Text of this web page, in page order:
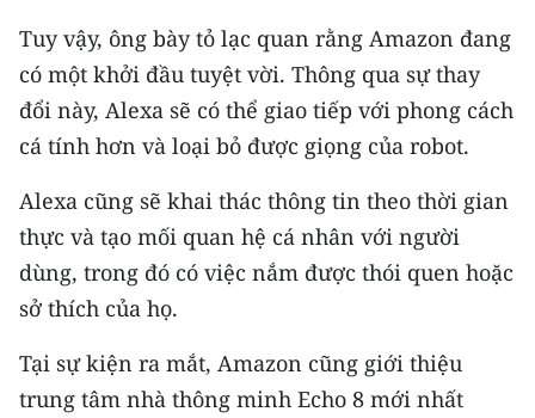
Media Môi trường
Ảnh
TIN MỚI
TIN ĐỊA PHƯƠNG
Trung du và miền núi phía Bắc
Tuy vậy, ông bày tỏ lạc quan rằng Amazon đang
có một khởi đầu tuyệt vời. Thông qua sự thay
đổi này, Alexa sẽ có thể giao tiếp với phong cách
cá tính hơn và loại bỏ được giọng của robot.
Alexa cũng sẽ khai thác thông tin theo thời gian
thực và tạo mối quan hệ cá nhân với người
dùng, trong đó có việc nắm được thói quen hoặc
sở thích của họ.
Tại sự kiện ra mắt, Amazon cũng giới thiệu
trung tâm nhà thông minh Echo 8 mới nhất